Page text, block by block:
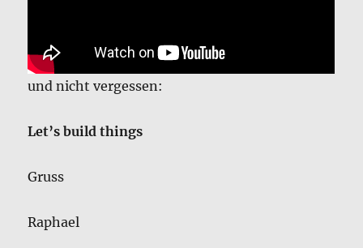
und nicht vergessen:
Let’s build things
Gruss
Raphael